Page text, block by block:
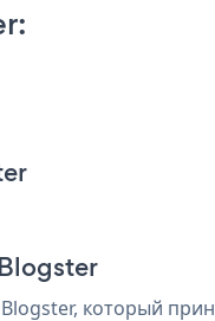
Blogster
который